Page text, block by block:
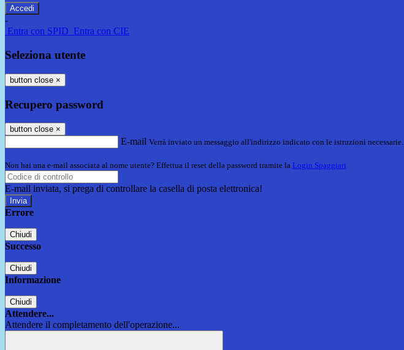
-
Entra con SPID Entra con CIE
Seleziona utente
button close ×
Recupero password
button close ×
E-mail Verrà inviato un messaggio all'indirizzo indicato con le istruzioni necessarie.
Non hai una e-mail associata al nome utente? Effettua il reset della password tramite la Login Spaggiari
E-mail inviata, si prega di controllare la casella di posta elettronica!
Errore
Chiudi
Successo
Chiudi
Informazione
Chiudi
Attendere...
Attendere il completamento dell'operazione...